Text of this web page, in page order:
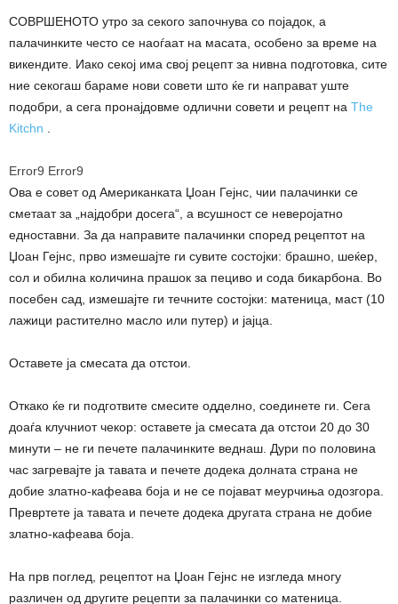
СОВРШЕНОТО утро за секого започнува со појадок, а
палачинките често се наоѓаат на масата, особено за време на
викендите. Иако секој има свој рецепт за нивна подготовка, сите
ние секогаш бараме нови совети што ќе ги направат уште
подобри, а сега пронајдовме одлични совети и рецепт на The
Kitchn
Error9 Error9
Ова е совет од Американката Џоан Гејнс, чии палачинки се
сметаат за „најдобри досега“, а всушност се неверојатно
едноставни. За да направите палачинки според рецептот на
Џоан Гејнс, прво измешајте ги сувите состојки: брашно, шеќер,
сол и обилна количина прашок за пециво и сода бикарбона. Во
посебен сад, измешајте ги течните состојки: матеница, маст (10
лажици растително масло или путер) и јајца.
Оставете ја смесата да отстои.
Откако ќе ги подготвите смесите одделно, соединете ги. Сега
доаѓа клучниот чекор: оставете ја смесата да отстои 20 до 30
минути – не ги печете палачинките веднаш. Дури по половина
час загревајте ја тавата и печете додека долната страна не
добие златно-кафеава боја и не се појават меурчиња одозгора.
Превртете ја тавата и печете додека другата страна не добие
златно-кафеава боја.
На прв поглед, рецептот на Џоан Гејнс не изгледа многу
различен од другите рецепти за палачинки со матеница.